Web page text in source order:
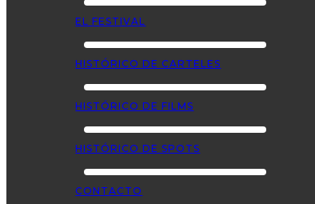
EL FESTIVAL
HISTÓRICO DE CARTELES
HISTÓRICO DE FILMS
HISTÓRICO DE SPOTS
CONTACTO